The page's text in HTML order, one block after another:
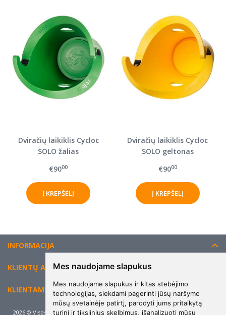
Mes naudojame slapukus
Mes naudojame slapukus ir kitas stebėjimo
technologijas, siekdami pagerinti jūsų naršymo
mūsų svetainėje patirtį, parodyti jums pritaikytą
turinį ir tikslinius skelbimus, išanalizuoti mūsų
Dviračių laikiklis Cycloc
SOLO žalias
€9000
Dviračių laikiklis Cycloc
SOLO geltonas
€9000
INFORMACIJA
KLIENTŲ APTARNAVIMAS
KLIENTAMS
2026 © Visos teisės saugomos. Kopijuoti, platinti svetainės turinį be autorių